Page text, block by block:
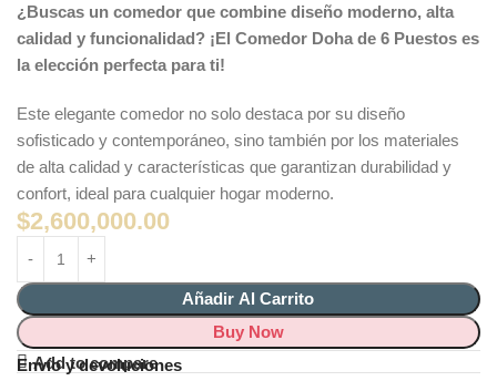
¿Buscas un comedor que combine diseño moderno, alta
calidad y funcionalidad? ¡El Comedor Doha de 6 Puestos es
la elección perfecta para ti!
Este elegante comedor no solo destaca por su diseño
sofisticado y contemporáneo, sino también por los materiales
de alta calidad y características que garantizan durabilidad y
confort, ideal para cualquier hogar moderno.
$2,600,000.00
Añadir Al Carrito
Buy Now
Add to compare
Envío y devoluciones